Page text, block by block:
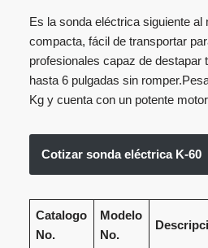
Es la sonda eléctrica siguiente al
compacta, fácil de transportar
profesionales capaz de destapar
hasta 6 pulgadas sin
Kg y cuenta con un potente
Cotizar sonda eléctrica K-60
Catalogo
No.
Modelo
No.